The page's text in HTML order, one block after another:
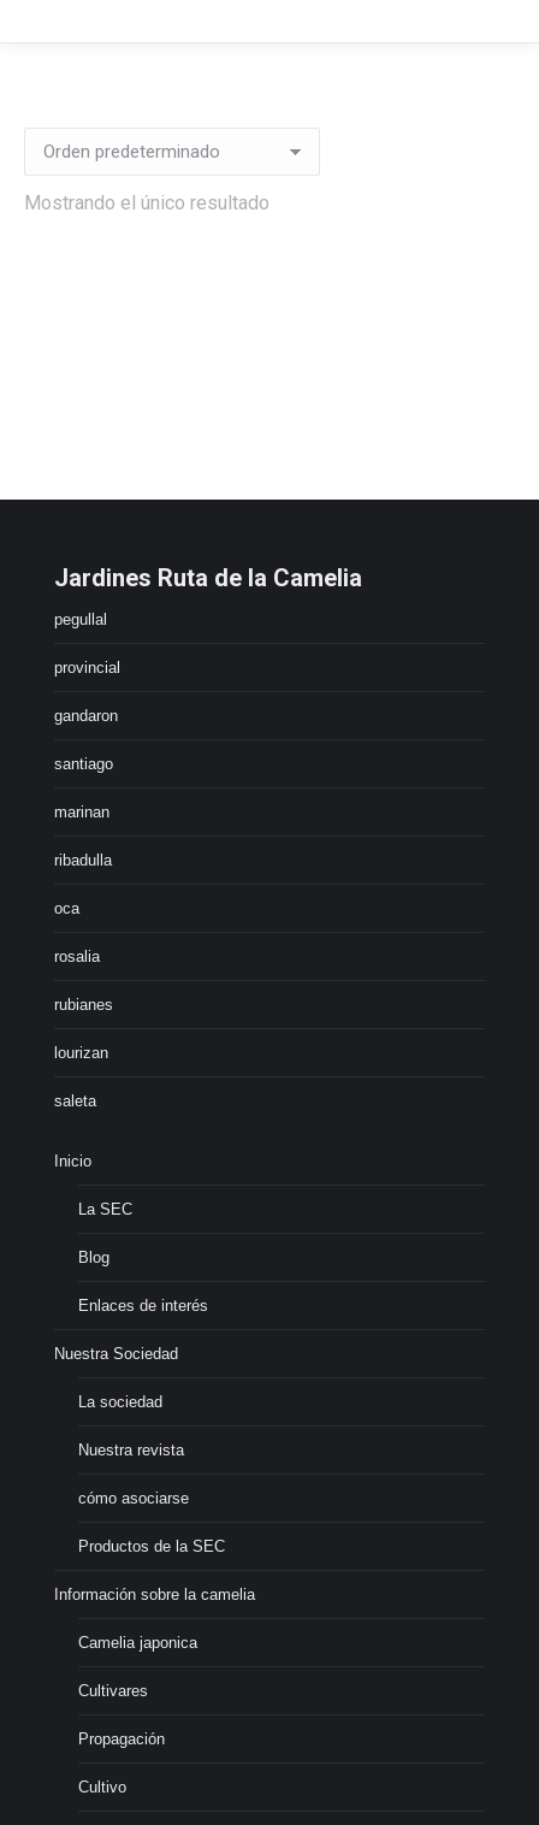
Mostrando el único resultado
Jardines Ruta de la Camelia
pegullal
provincial
gandaron
santiago
marinan
ribadulla
oca
rosalia
rubianes
lourizan
saleta
Inicio
La SEC
Blog
Enlaces de interés
Nuestra Sociedad
La sociedad
Nuestra revista
cómo asociarse
Productos de la SEC
Información sobre la camelia
Camelia japonica
Cultivares
Propagación
Cultivo